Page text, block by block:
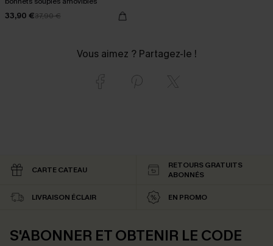
33,90 €37,90 €
Vous aimez ? Partagez-le !
CARTE CATEAU
RETOURS GRATUITS
ABONNÉS
LIVRAISON ÉCLAIR EN PROMO
S'ABONNER ET OBTENIR LE CODE